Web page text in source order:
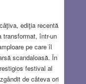
ediţia recentă
transformat, într-un
pe care îl
scandaloasă. În
festival al
de câteva ori